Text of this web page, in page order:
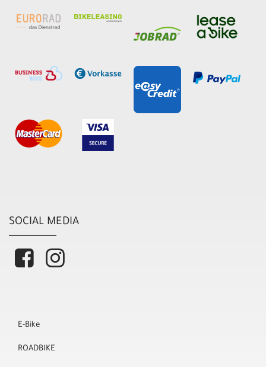
SOCIAL MEDIA
E-Bike
ROADBIKE